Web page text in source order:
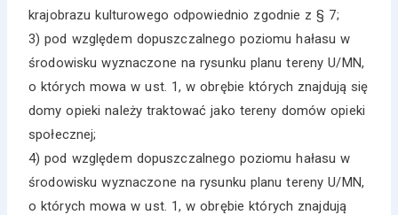
krajobrazu kulturowego odpowiednio zgodnie z § 7;
3) pod względem dopuszczalnego poziomu hałasu w
środowisku wyznaczone na rysunku planu tereny U/MN,
o których mowa w ust. 1, w obrębie których znajdują się
domy opieki należy traktować jako tereny domów opieki
społecznej;
4) pod względem dopuszczalnego poziomu hałasu w
środowisku wyznaczone na rysunku planu tereny U/MN,
o których mowa w ust. 1, w obrębie których znajdują